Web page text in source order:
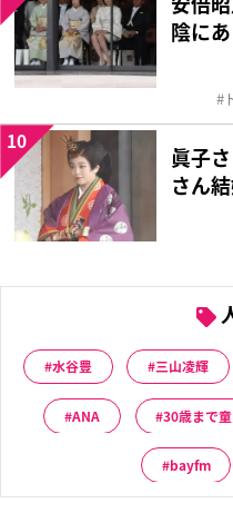
陰に
眞子
さん
10
水谷豊 三山凌輝
ANA 30歳まで
bayfm